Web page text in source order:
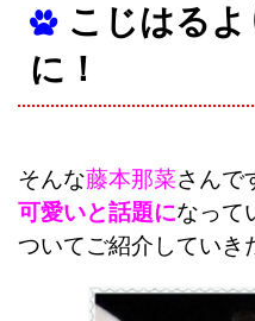
こじはる
に！
そんな藤本那菜さんで
可愛いと話題になって
ついてご紹介していき